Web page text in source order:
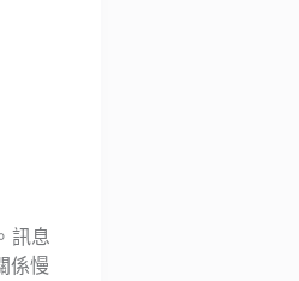
訊息
係慢